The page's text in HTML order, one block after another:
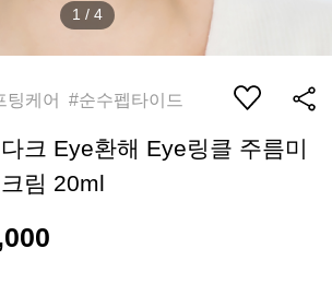
1 / 4
팅케어 #순수펩타이드
크 Eye환해 Eye링클 주름미
림 20ml